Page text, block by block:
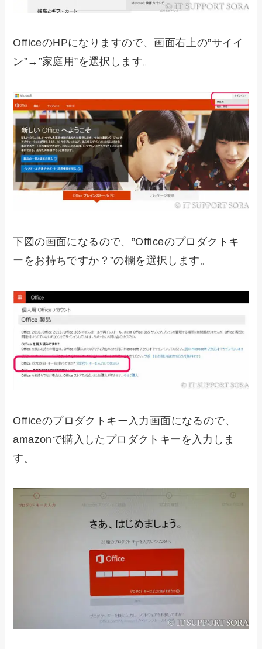
OfficeのHPになりますので、画面右上の”サイイ
ン”→”家庭用”を選択します。
下図の画面になるので、”Officeのプロダクトキ
ーをお持ちですか？”の欄を選択します。
Officeのプロダクトキー入力画面になるので、
amazonで購入したプロダクトキーを入力しま
す。